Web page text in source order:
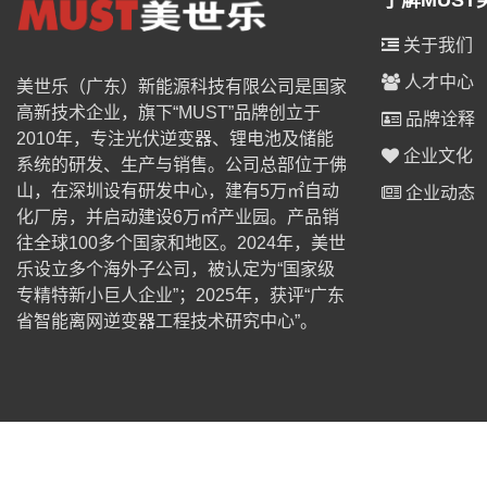
美世乐（广东）新能源科技有限公司是国家
高新技术企业，旗下“MUST”品牌创立于
2010年，专注光伏逆变器、锂电池及储能
系统的研发、生产与销售。公司总部位于佛
山，在深圳设有研发中心，建有5万㎡自动
化厂房，并启动建设6万㎡产业园。产品销
往全球100多个国家和地区。2024年，美世
乐设立多个海外子公司，被认定为“国家级
专精特新小巨人企业”；2025年，获评“广东
省智能离网逆变器工程技术研究中心”。
关于我们
人才中心
品牌诠释
企业文化
企业动态